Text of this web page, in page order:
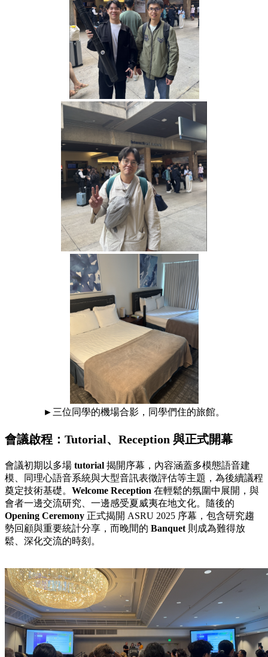
►三位同學的機場合影，同學們住的旅館。
會議啟程：Tutorial、Reception 與正式開幕
會議初期以多場 tutorial 揭開序幕，內容涵蓋多模態語音建
模、同理心語音系統與大型音訊表徵評估等主題，為後續議程
奠定技術基礎。 Welcome Reception 在輕鬆的氛圍中展開，與
會者一邊交流研究、一邊感受夏威夷在地文化。隨後的
Opening Ceremony 正式揭開 ASRU 2025 序幕，包含研究趨
勢回顧與重要統計分享，而晚間的 Banquet 則成為難得放
鬆、深化交流的時刻。